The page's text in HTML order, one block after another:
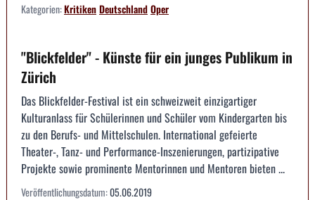
Kategorien:KritikenDeutschlandOper
"Blickfelder" - Künste für ein junges Publikum in
Zürich
Das Blickfelder-Festival ist ein schweizweit einzigartiger
Kulturanlass für Schülerinnen und Schüler vom Kindergarten bis
zu den Berufs- und Mittelschulen. International gefeierte
Theater-, Tanz- und Performance-Inszenierungen, partizipative
Projekte sowie prominente Mentorinnen und Mentoren bieten ...
Veröffentlichungsdatum:05.06.2019